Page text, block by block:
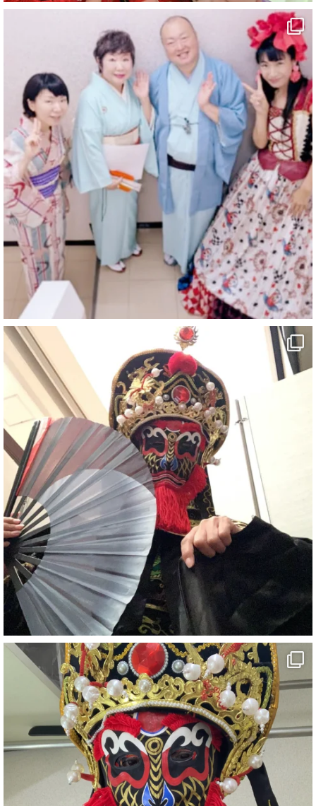
#観光スポット
#旅行好きと繋がりたい
5 X
マジシャン派遣 パッションプリンセス【公式】
@comedy_illusion · 6 8月
お疲れ様です
ブログ更新しました
「マジシャン和歌山旅 白浜町・三段壁」
#企業公式がお疲れ様を言い合う
#旅行好きな人と繋がりたい
#一人旅
#女性マジシャン
#出張マジック
#マジシャン派遣
#イリュージョン
#和歌山県
#白浜町
#変面ショー
#イベント
#宴会
#余興
1 5 X
さらに読み込む